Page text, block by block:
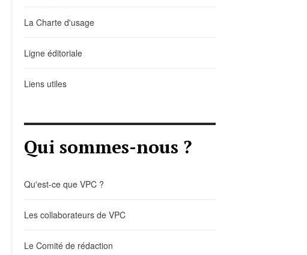
La Charte d'usage
Ligne éditoriale
Liens utiles
Qui sommes-nous ?
Qu'est-ce que VPC ?
Les collaborateurs de VPC
Le Comité de rédaction